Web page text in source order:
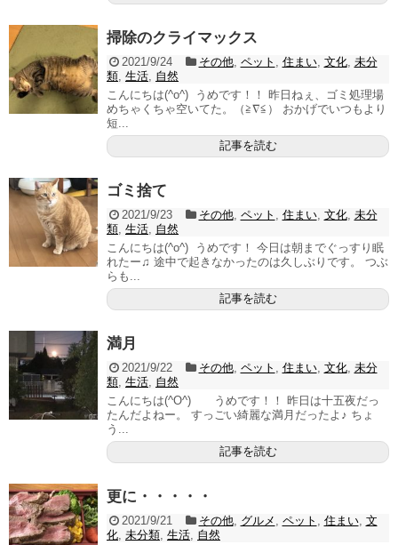
掃除のクライマックス
2021/9/24 その他, ペット 住まい, 文化, 未分
類 生活 自然
こんにちは(^o^) うめです！！ 昨日ねぇ、ゴミ処理場
めちゃくちゃ空いてた。（≧∇≦） おかげでいつもより
短...
記事を読む
ゴミ捨て
2021/9/23 その他, ペット 住まい, 文化, 未分
類 生活 自然
こんにちは(^o^) うめです！ 今日は朝までぐっすり眠
れたー♫ 途中で起きなかったのは久しぶりです。 つぶ
らも...
記事を読む
満月
2021/9/22 その他, ペット 住まい, 文化, 未分
類 生活 自然
こんにちは(^O^) うめです！！ 昨日は十五夜だっ
たんだよねー。 すっごい綺麗な満月だったよ♪ ちょ
う...
記事を読む
更に・・・・・
2021/9/21 その他, グルメ ペット 住まい, 文
化 未分類 生活 自然